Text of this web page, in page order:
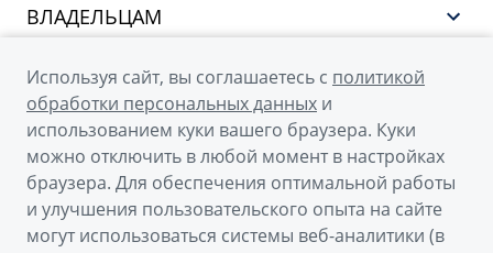
EX5
CITYRAY
ATLAS
OKAVANGO
MONJARO
Архивные модели
Финансы и услуги
ВЛАДЕЛЬЦАМ
Поддержка
О КОМПАНИИ
О бренде GEELY
О дилерском центре
Новости
Наша команда
© 2026
Используя сайт, вы соглашаетесь с политикой
обработки персональных данных и
использованием куки вашего браузера. Куки
можно отключить в любой момент в настройках
браузера. Для обеспечения оптимальной работы
и улучшения пользовательского опыта на сайте
могут использоваться системы веб-аналитики (в